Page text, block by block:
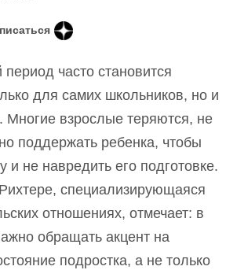
часто становится
для самих школьников, но и
Многие взрослые теряются, не
поддержать ребенка, чтобы
и не навредить его подготовке.
специализирующаяся
отношениях, отмечает: в
обращать акцент на
подростка, а не только